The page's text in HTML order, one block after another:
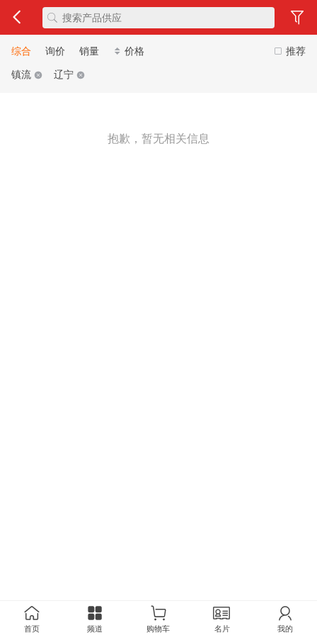
推荐
综合 询价 销量
价格
镇流
辽宁
抱歉，暂无相关信息
首页 频道 购物车 名片 我的